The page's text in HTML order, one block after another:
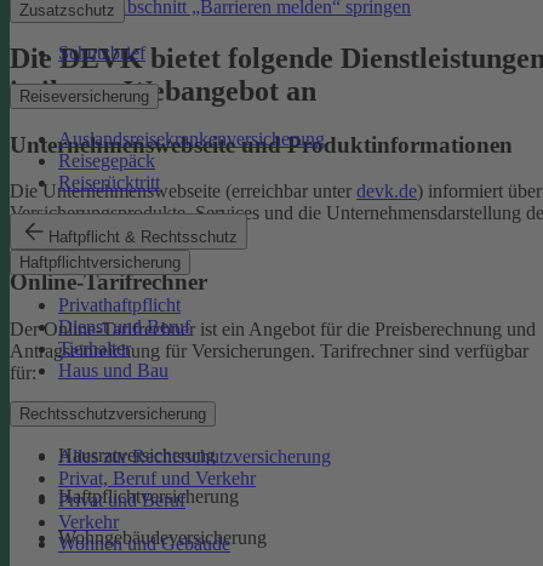
Zusatzschutz
Schutzbrief
Reiseversicherung
Auslandsreisekrankenversicherung
Reisegepäck
Reiserücktritt
Haftpflicht & Rechtsschutz
Haftpflichtversicherung
Privathaftpflicht
Dienst und Beruf
Tierhalter
Haus und Bau
Rechtsschutzversicherung
Alles zur Rechtsschutzversicherung
Privat, Beruf und Verkehr
Privat und Beruf
Verkehr
Wohnen und Gebäude
Zu Abschnitt „Barrieren melden“ springen
Die DEVK bietet folgende
in ihrem Webangebot an
Unternehmenswebseite und Produktinformationen
Die Unternehmenswebseite (erreichbar unter devk.de) informiert über
Versicherungsprodukte, Services und die Unternehmensdarstellung
DEVK.
Online-Tarifrechner
Der Online-Tarifrechner ist ein Angebot für die Preisberechnung und
Antragseinreichung für Versicherungen. Tarifrechner sind verfügbar
für:
Kfz-Versicherungen
Hausratversicherung
Haftpflichtversicherung
Wohngebäudeversicherung